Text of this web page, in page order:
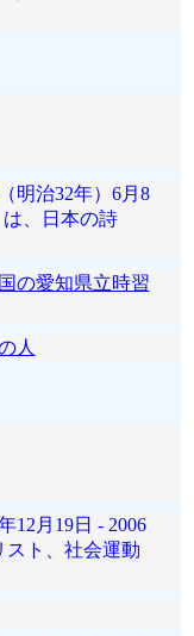
明治32年）6月8
は、日本の詩
の愛知県立時習
人
12月19日 - 2006
スト、社会運動